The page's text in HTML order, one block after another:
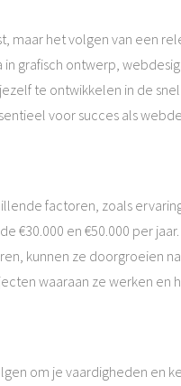
maar het volgen van een
grafisch ontwerp,
te ontwikkelen in de
voor succes als
factoren, zoals
€30.000 en €50.000 per
kunnen ze doorgroeien
waaraan ze werken en
om je vaardigheden en